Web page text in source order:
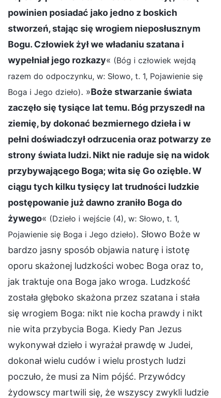
powinien posiadać jako jedno z boskich
stworzeń, stając się wrogiem nieposłusznym
Bogu. Człowiek żył we władaniu szatana i
wypełniał jego rozkazy« (Bóg i człowiek wejdą
razem do odpoczynku, w: Słowo, t. 1, Pojawienie się
Boga i Jego dzieło). »Boże stwarzanie świata
zaczęło się tysiące lat temu. Bóg przyszedł na
ziemię, by dokonać bezmiernego dzieła i w
pełni doświadczył odrzucenia oraz potwarzy ze
strony świata ludzi. Nikt nie raduje się na widok
przybywającego Boga; wita się Go ozięble. W
ciągu tych kilku tysięcy lat trudności ludzkie
postępowanie już dawno zraniło Boga do
żywego« (Dzieło i wejście (4), w: Słowo, t. 1,
Pojawienie się Boga i Jego dzieło). Słowo Boże w
bardzo jasny sposób objawia naturę i istotę
oporu skażonej ludzkości wobec Boga oraz to,
jak traktuje ona Boga jako wroga. Ludzkość
została głęboko skażona przez szatana i stała
się wrogiem Boga: nikt nie kocha prawdy i nikt
nie wita przybycia Boga. Kiedy Pan Jezus
wykonywał dzieło i wyrażał prawdę w Judei,
dokonał wielu cudów i wielu prostych ludzi
poczuło, że musi za Nim pójść. Przywódcy
żydowscy martwili się, że wszyscy zwykli ludzie